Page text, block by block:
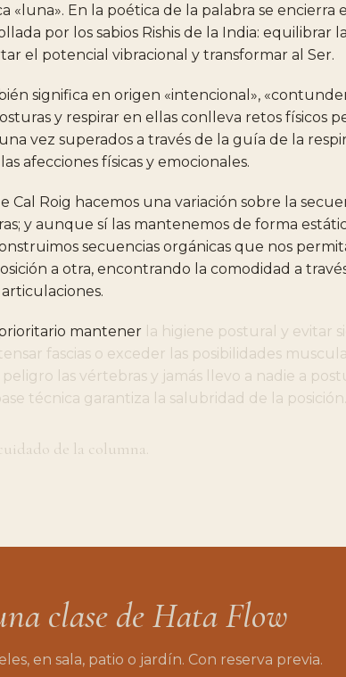
«luna». En la poética de la palabra se encierra el
por los sabios Rishis de la India: equilibrar
el potencial vibracional y transformar al Ser.
significa en origen «intencional»,
y respirar en ellas conlleva retos físicos
una vez superados a través de la guía de la
las afecciones físicas y emocionales.
Cal Roig hacemos una variación sobre la
y aunque sí las mantenemos de forma
secuencias orgánicas que nos
a otra, encontrando la comodidad a
articulaciones.
mantener la higiene postural y evitar
fascias o exceder las posibilidades
peligro las vértebras y jamás llevo a nadie a
técnica garantiza la salubridad de la posición.
de la columna.
clase deHataFlow
en sala, patio o jardín. Con reserva previa.